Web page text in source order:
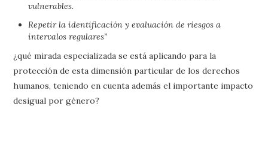
vulnerables.
Repetir la identificación y evaluación de riesgos a
intervalos regulares”
¿qué mirada especializada se está aplicando para la
protección de esta dimensión particular de los derechos
humanos, teniendo en cuenta además el importante impacto
desigual por género?